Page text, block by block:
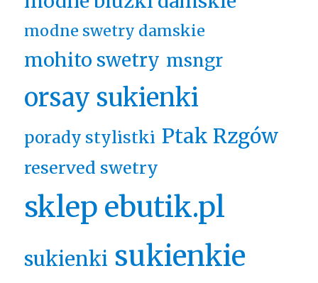
modne swetry damskie
mohito swetry msngr
orsay sukienki
porady stylistki Ptak Rzgów
reserved swetry
sklep ebutik.pl
sukienki sukienkie